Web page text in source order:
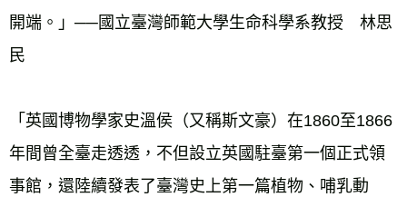
開端。」──國立臺灣師範大學生命科學系教授　林思
民
「英國博物學家史溫侯（又稱斯文豪）在1860至1866
年間曾全臺走透透，不但設立英國駐臺第一個正式領
事館，還陸續發表了臺灣史上第一篇植物、哺乳動